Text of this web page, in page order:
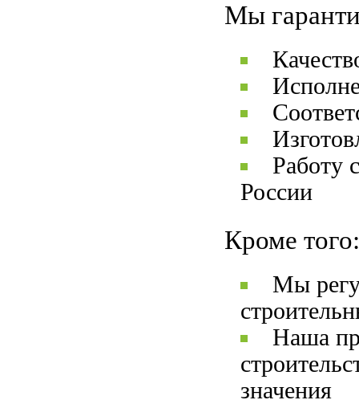
Мы
Работу
России
Кроме того:
Мы
Наша
значения